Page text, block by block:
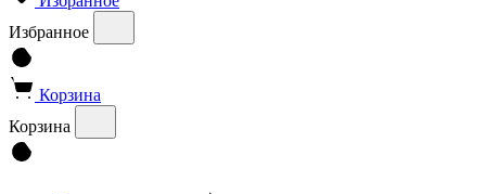
Избранное
Корзина
Корзина